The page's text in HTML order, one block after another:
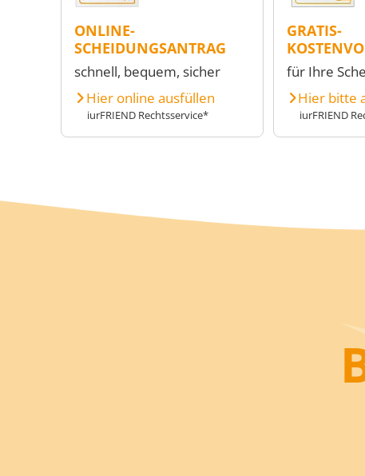
ONLINE-
SCHEIDUNGSANTRAG
schnell, bequem, sicher
Hier online ausfüllen
iurFRIEND Rechtsservice*
GRATIS-
für Ihre
Hier bitte
iurFRIEND